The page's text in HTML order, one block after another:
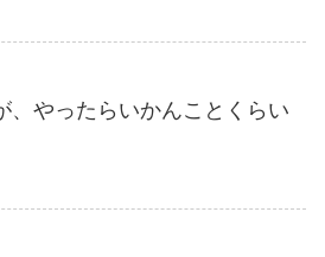
、やったらいかんことくらい